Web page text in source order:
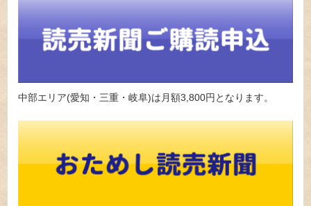
中部エリア(愛知・三重・岐阜)は月額3,800円となります。